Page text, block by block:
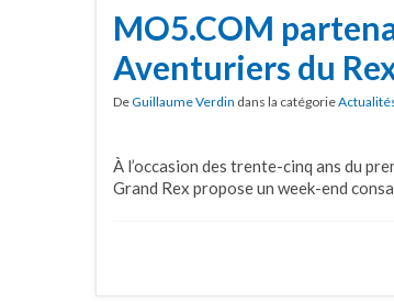
MO5.COM
Aventuriers du
DeGuillaume Verdin dans la catégorie
À l’occasion des trente-cinq ans du
Grand Rex propose un week-end